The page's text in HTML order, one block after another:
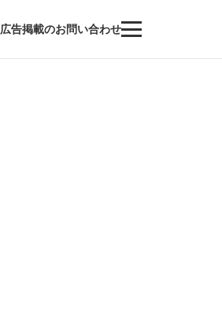
広告掲載のお問い合わせ